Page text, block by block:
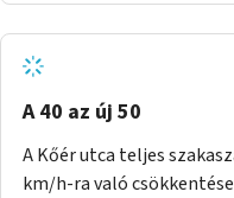
A 40 az új 50
A Kőér utca teljes
km/h-ra való